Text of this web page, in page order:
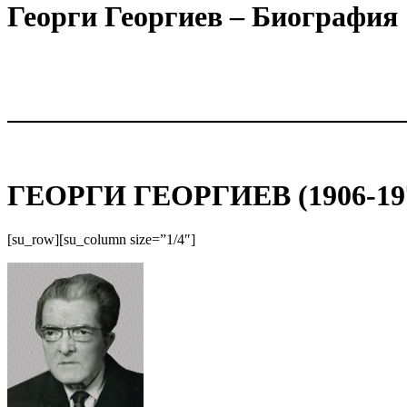
Георги Георгиев – Биография
ГЕОРГИ ГЕОРГИЕВ (1906-
[su_row][su_column size=”1/4″]